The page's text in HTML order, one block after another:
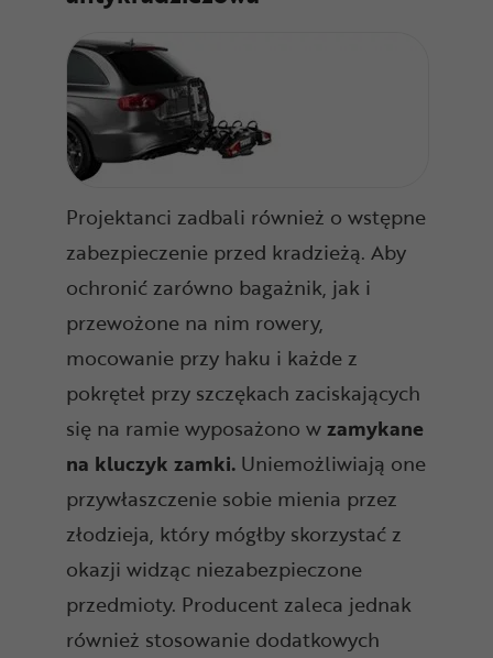
Projektanci zadbali również o wstępne
zabezpieczenie przed kradzieżą. Aby
ochronić zarówno bagażnik, jak i
przewożone na nim rowery,
mocowanie przy haku i każde z
pokręteł przy szczękach zaciskających
się na ramie wyposażono wzamykane
na kluczyk zamki. Uniemożliwiają one
przywłaszczenie sobie mienia przez
złodzieja, który mógłby skorzystać z
okazji widząc niezabezpieczone
przedmioty. Producent zaleca jednak
również stosowanie dodatkowych